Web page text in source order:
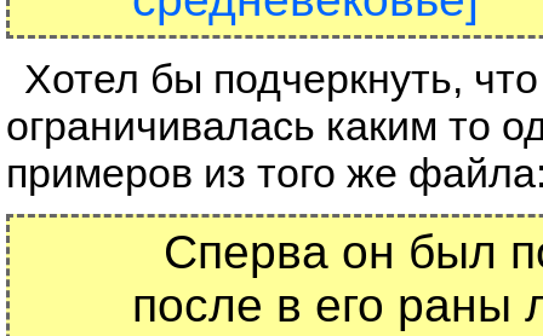
Хотел бы подчеркнуть,
ограничивалась каким то
примеров из того же
Сперва он был
после в его раны